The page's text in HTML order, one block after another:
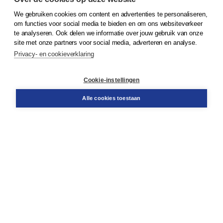
© 2026Koninklijke Boom uitgevers
Bestellen
We gebruiken cookies om content en advertenties te personaliseren,
om functies voor social media te bieden en om ons websiteverkeer
te analyseren. Ook delen we informatie over jouw gebruik van onze
site met onze partners voor social media, adverteren en analyse.
Privacy- en cookieverklaring
Cookie-instellingen
Alle cookies toestaan